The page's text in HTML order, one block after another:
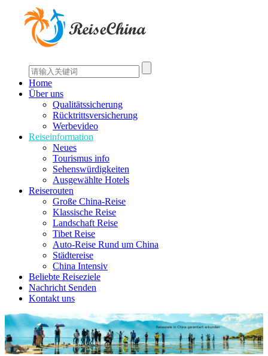
Home
Über uns
Qualitätssicherung
Rücktrittsversicherung
Werbevideo
Reiseinformation
Neues
Tourismus info
Sehenswürdigkeiten
Ausgewählte Hotels
Reiserouten
Große China-Reise
Klassische Reise
Landschaft Reise
Tibet Reise
Auto-Reise Rund um China
Städtereise
China Intensiv
Beliebte Reiseziele
Nachricht Senden
Kontakt uns